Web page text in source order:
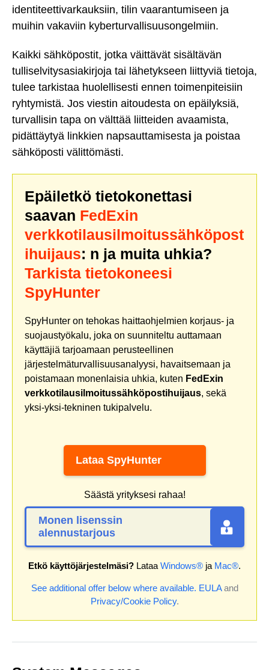
identiteettivarkauksiin, tilin vaarantumiseen ja
muihin vakaviin kyberturvallisuusongelmiin.
Kaikki sähköpostit, jotka väittävät sisältävän
tulliselvitysasiakirjoja tai lähetykseen liittyviä tietoja,
tulee tarkistaa huolellisesti ennen toimenpiteisiin
ryhtymistä. Jos viestin aitoudesta on epäilyksiä,
turvallisin tapa on välttää liitteiden avaamista,
pidättäytyä linkkien napsauttamisesta ja poistaa
sähköposti välittömästi.
Epäiletkö tietokonettasi
saavan FedExin
verkkotilausilmoitussähköpost
ihuijaus: n ja muita uhkia?
Tarkista tietokoneesi
SpyHunter
SpyHunter on tehokas haittaohjelmien korjaus- ja
suojaustyökalu, joka on suunniteltu auttamaan
käyttäjiä tarjoamaan perusteellinen
järjestelmäturvallisuusanalyysi, havaitsemaan ja
poistamaan monenlaisia uhkia, kuten FedExin
verkkotilausilmoitussähköpostihuijaus, sekä
yksi-yksi-tekninen tukipalvelu.
Lataa SpyHunter
Säästä yrityksesi rahaa!
Monen lisenssin
alennustarjous
Etkö käyttöjärjestelmäsi? Lataa Windows® ja Mac®.
See additional offer below where available. EULAand
Privacy/Cookie Policy.